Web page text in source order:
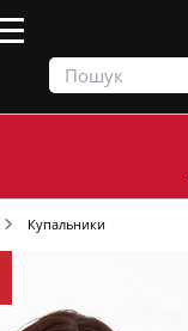
Купальники